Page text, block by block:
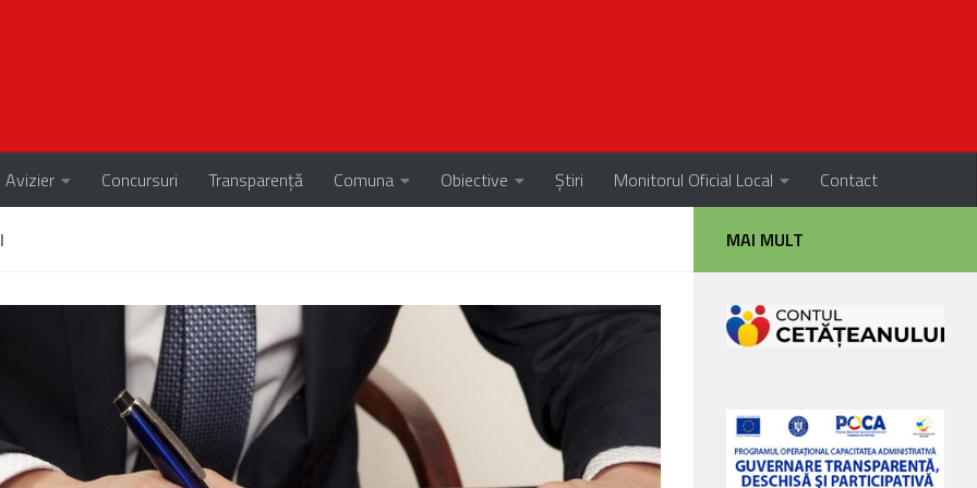
Avizier Concursuri Transparență Comuna Obiective Știri Monitorul Oficial Local Contact
MAI MULT